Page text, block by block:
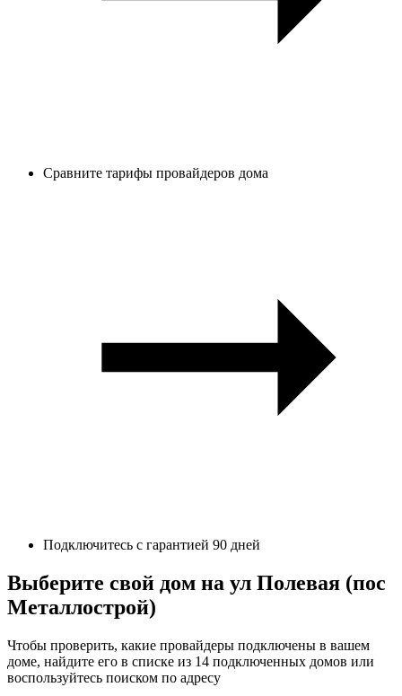
Сравните тарифы провайдеров дома
Подключитесь с гарантией 90 дней
Выберите свой дом на ул Полевая (пос
Металлострой)
Чтобы проверить, какие провайдеры подключены в вашем
доме, найдите его в списке из 14 подключенных домов или
воспользуйтесь поиском по адресу